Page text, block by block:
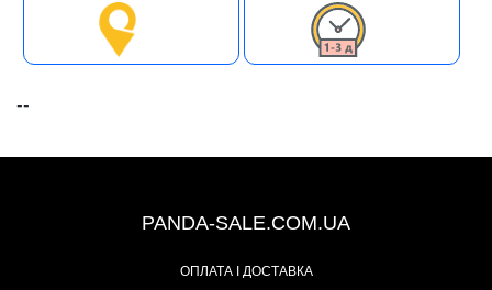
--
PANDA-SALE.COM.UA
ОПЛАТА І ДОСТАВКА